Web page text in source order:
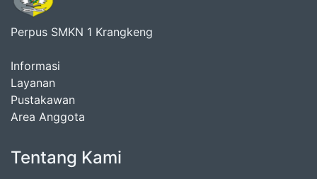
Perpus SMKN 1 Krangkeng
Informasi
Layanan
Pustakawan
Area Anggota
Tentang Kami